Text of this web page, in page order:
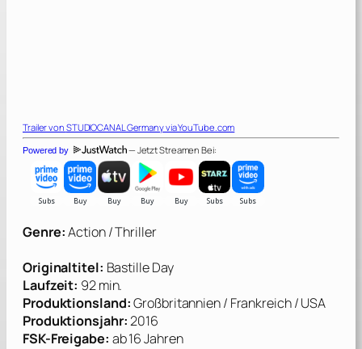
Trailer von STUDIOCANAL Germanyvia YouTube.com
Powered by — Jetzt Streamen Bei:
Genre:Action / Thriller
Originaltitel: Bastille Day
Laufzeit: 92 min.
Produktionsland:Großbritannien / Frankreich / USA
Produktionsjahr:2016
FSK-Freigabe: ab 16 Jahren